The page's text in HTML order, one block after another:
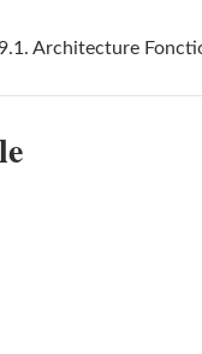
Architecture